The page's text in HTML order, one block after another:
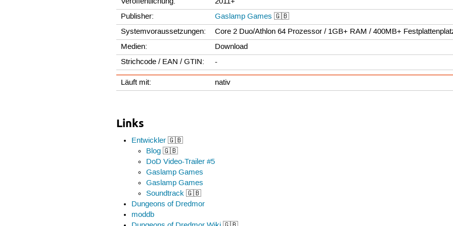
Publisher:
Gaslamp Games 🇬🇧
Systemvoraussetzungen:
Core 2 Duo/Athlon 64 Prozessor / 1GB+ RAM / 400MB+
Medien:
Download
Strichcode / EAN / GTIN:
-
Läuft mit: nativ
Links
Entwickler🇬🇧
Blog 🇬🇧
DoD Video-Trailer #5
Gaslamp Games
Gaslamp Games
Soundtrack 🇬🇧
Dungeons of Dredmor
moddb